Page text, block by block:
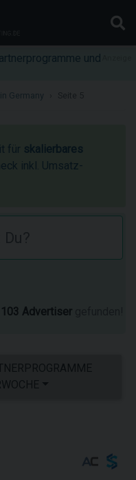
und
Germany
für skalierbares
inkl. Umsatz-
103 Advertisergefunden!